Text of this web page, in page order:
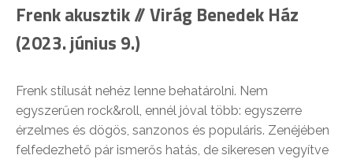
Frenk akusztik // Virág Benedek Ház
(2023. június 9.)
Frenk stílusát nehéz lenne behatárolni. Nem
egyszerűen rock&roll, ennél jóval több: egyszerre
érzelmes és dögös, sanzonos és populáris. Zenéjében
felfedezhető pár ismerős hatás, de sikeresen vegyítve